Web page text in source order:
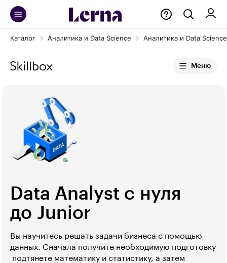
Каталог Аналитика и Data Science Аналитика и Data
Меню
Data Analyst с нуля
до Junior
Вы научитесь решать задачи бизнеса с помощью
данных. Сначала получите необходимую подготовку
 подтянете математику и статистику, а затем